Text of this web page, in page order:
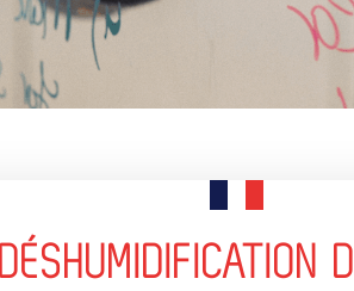
DÉSHUMIDIFICATION